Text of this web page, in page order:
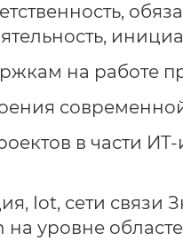
на работе
в части
Iot, сети связи
уровне